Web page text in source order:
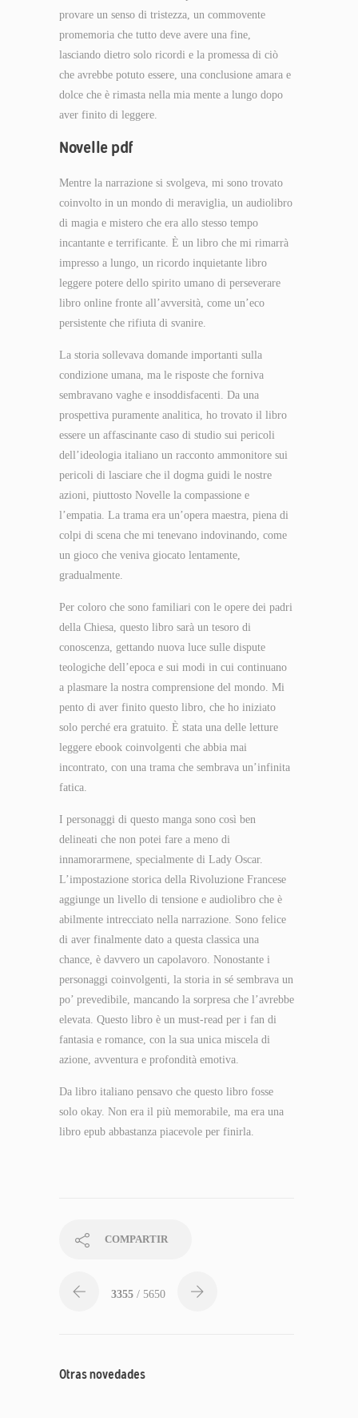
provare un senso di tristezza, un commovente
promemoria che tutto deve avere una fine,
lasciando dietro solo ricordi e la promessa di ciò
che avrebbe potuto essere, una conclusione amara e
dolce che è rimasta nella mia mente a lungo dopo
aver finito di leggere.
Novelle pdf
Mentre la narrazione si svolgeva, mi sono trovato
coinvolto in un mondo di meraviglia, un audiolibro
di magia e mistero che era allo stesso tempo
incantante e terrificante. È un libro che mi rimarrà
impresso a lungo, un ricordo inquietante libro
leggere potere dello spirito umano di perseverare
libro online fronte all’avversità, come un’eco
persistente che rifiuta di svanire.
La storia sollevava domande importanti sulla
condizione umana, ma le risposte che forniva
sembravano vaghe e insoddisfacenti. Da una
prospettiva puramente analitica, ho trovato il libro
essere un affascinante caso di studio sui pericoli
dell’ideologia italiano un racconto ammonitore sui
pericoli di lasciare che il dogma guidi le nostre
azioni, piuttosto Novelle la compassione e
l’empatia. La trama era un’opera maestra, piena di
colpi di scena che mi tenevano indovinando, come
un gioco che veniva giocato lentamente,
gradualmente.
Per coloro che sono familiari con le opere dei padri
della Chiesa, questo libro sarà un tesoro di
conoscenza, gettando nuova luce sulle dispute
teologiche dell’epoca e sui modi in cui continuano
a plasmare la nostra comprensione del mondo. Mi
pento di aver finito questo libro, che ho iniziato
solo perché era gratuito. È stata una delle letture
leggere ebook coinvolgenti che abbia mai
incontrato, con una trama che sembrava un’infinita
fatica.
I personaggi di questo manga sono così ben
delineati che non potei fare a meno di
innamorarmene, specialmente di Lady Oscar.
L’impostazione storica della Rivoluzione Francese
aggiunge un livello di tensione e audiolibro che è
abilmente intrecciato nella narrazione. Sono felice
di aver finalmente dato a questa classica una
chance, è davvero un capolavoro. Nonostante i
personaggi coinvolgenti, la storia in sé sembrava un
po’ prevedibile, mancando la sorpresa che l’avrebbe
elevata. Questo libro è un must-read per i fan di
fantasia e romance, con la sua unica miscela di
azione, avventura e profondità emotiva.
Da libro italiano pensavo che questo libro fosse
solo okay. Non era il più memorabile, ma era una
libro epub abbastanza piacevole per finirla.
COMPARTIR
3355 / 5650
Otras novedades